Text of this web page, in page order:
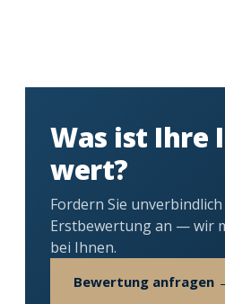
Was ist Ihre
wert?
Fordern Sie
Erstbewertung an — wir
bei Ihnen.
Bewertung anfragen